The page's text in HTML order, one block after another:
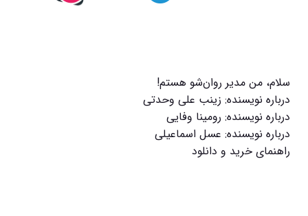
سلام، من مدیر روان‌شو هستم!
درباره نویسنده: زینب علی وحدتی
درباره نویسنده: رومینا وفایی
درباره نویسنده: عسل اسماعیلی
راهنمای خرید و دانلود